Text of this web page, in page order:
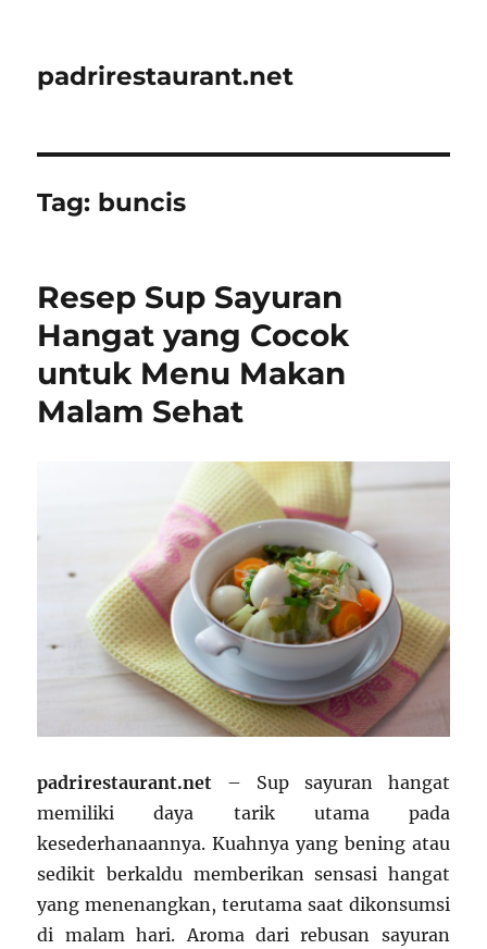
padrirestaurant.net
Tag: buncis
Resep Sup Sayuran
Hangat yang Cocok
untuk Menu Makan
Malam Sehat
padrirestaurant.net – Sup sayuran hangat
memiliki daya tarik utama pada
kesederhanaannya. Kuahnya yang bening atau
sedikit berkaldu memberikan sensasi hangat
yang menenangkan, terutama saat dikonsumsi
di malam hari. Aroma dari rebusan sayuran